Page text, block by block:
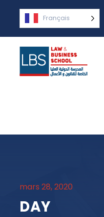
Français
mars 28, 2020
DAY